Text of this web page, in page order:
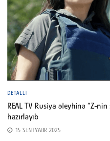
DETALLI
REAL TV Rusiya əleyhinə “Z-
hazırlayıb
15 SENTYABR 2025